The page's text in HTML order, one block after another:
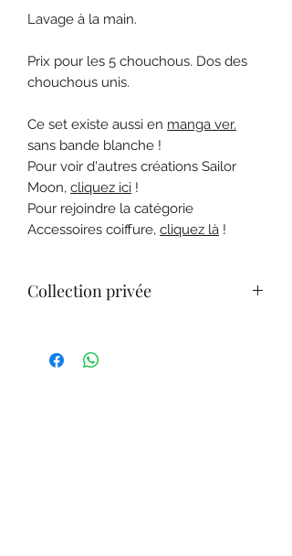
Lavage à la main.
Prix pour les 5 chouchous. Dos des
chouchous unis.
Ce set existe aussi en manga ver.
sans bande blanche !
Pour voir d'autres créations Sailor
Moon, cliquez ici !
Pour rejoindre la catégorie
Accessoires coiffure, cliquez là !
Collection privée
accompagnant les créations fait-main
sont là en tant que décorations. Ils